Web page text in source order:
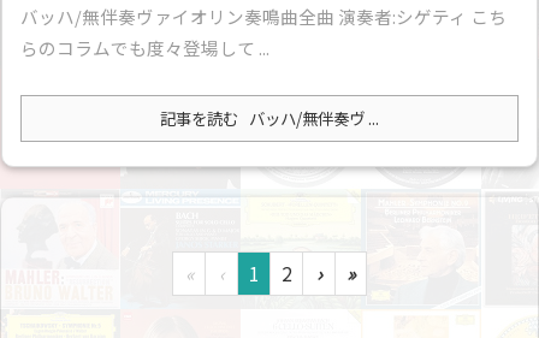
バッハ/無伴奏ヴァイオリン奏鳴曲全曲 演奏者:シゲティ こち
らのコラムでも度々登場して ...
記事を読む バッハ/無伴奏ヴ ...
« ‹ 1 2 › »